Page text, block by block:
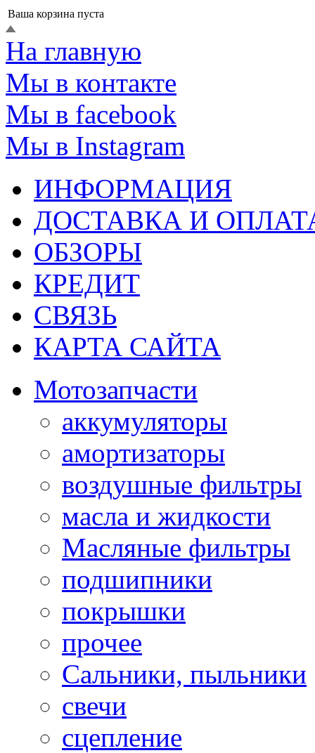
Ваша корзина пуста
На главную
Мы в контакте
Мы в facebook
Мы в Instagram
ИНФОРМАЦИЯ
ДОСТАВКА И
ОБЗОРЫ
КРЕДИТ
СВЯЗЬ
КАРТА САЙТА
Мотозапчасти
аккумуляторы
амортизаторы
воздушные фильтры
масла и жидкости
Масляные фильтры
подшипники
покрышки
прочее
Сальники, пыльники
свечи
сцепление